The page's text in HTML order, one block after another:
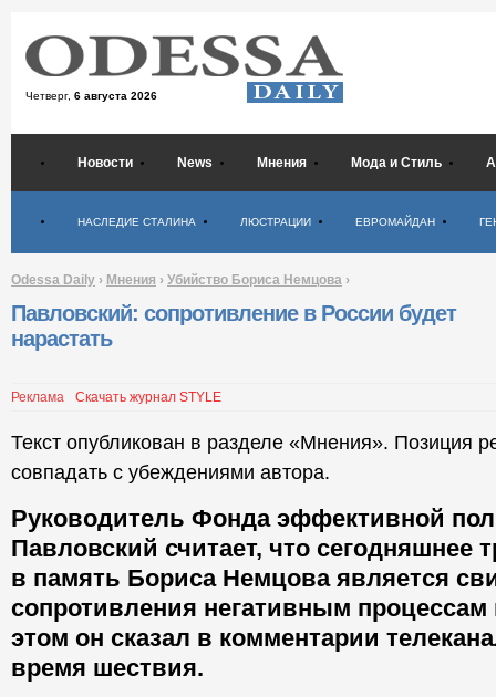
Четверг, 6 августа 2026
Новости News Мнения Мода и Стиль
НАСЛЕДИЕ СТАЛИНА ЛЮСТРАЦИИ ЕВРОМАЙДАН
Odessa Daily › Мнения › Убийство Бориса Немцова ›
Павловский: сопротивление в России будет
нарастать
Реклама Скачать журнал STYLE
Текст опубликован в разделе «Мнения». Позиция
совпадать с убеждениями автора.
Руководитель Фонда эффективной
Павловский считает, что сегодняшнее
в память Бориса Немцова является
сопротивления негативным
этом он сказал в комментарии
время шествия.